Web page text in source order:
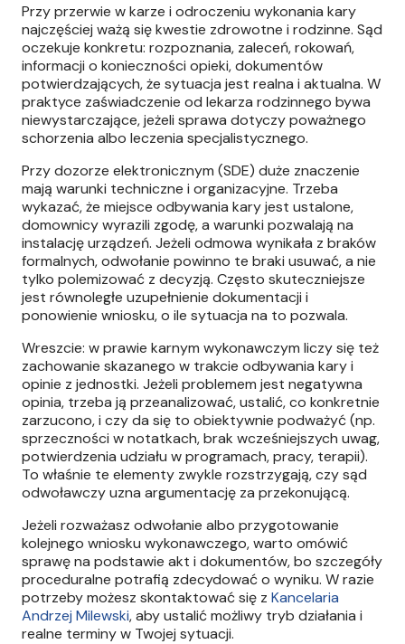
Przy przerwie w karze i odroczeniu wykonania kary
najczęściej ważą się kwestie zdrowotne i rodzinne. Sąd
oczekuje konkretu: rozpoznania, zaleceń, rokowań,
informacji o konieczności opieki, dokumentów
potwierdzających, że sytuacja jest realna i aktualna. W
praktyce zaświadczenie od lekarza rodzinnego bywa
niewystarczające, jeżeli sprawa dotyczy poważnego
schorzenia albo leczenia specjalistycznego.
Przy dozorze elektronicznym (SDE) duże znaczenie
mają warunki techniczne i organizacyjne. Trzeba
wykazać, że miejsce odbywania kary jest ustalone,
domownicy wyrazili zgodę, a warunki pozwalają na
instalację urządzeń. Jeżeli odmowa wynikała z braków
formalnych, odwołanie powinno te braki usuwać, a nie
tylko polemizować z decyzją. Często skuteczniejsze
jest równoległe uzupełnienie dokumentacji i
ponowienie wniosku, o ile sytuacja na to pozwala.
Wreszcie: w prawie karnym wykonawczym liczy się też
zachowanie skazanego w trakcie odbywania kary i
opinie z jednostki. Jeżeli problemem jest negatywna
opinia, trzeba ją przeanalizować, ustalić, co konkretnie
zarzucono, i czy da się to obiektywnie podważyć (np.
sprzeczności w notatkach, brak wcześniejszych uwag,
potwierdzenia udziału w programach, pracy, terapii).
To właśnie te elementy zwykle rozstrzygają, czy sąd
odwoławczy uzna argumentację za przekonującą.
Jeżeli rozważasz odwołanie albo przygotowanie
kolejnego wniosku wykonawczego, warto omówić
sprawę na podstawie akt i dokumentów, bo szczegóły
proceduralne potrafią zdecydować o wyniku. W razie
potrzeby możesz skontaktować się z Kancelaria
Andrzej Milewski, aby ustalić możliwy tryb działania i
realne terminy w Twojej sytuacji.